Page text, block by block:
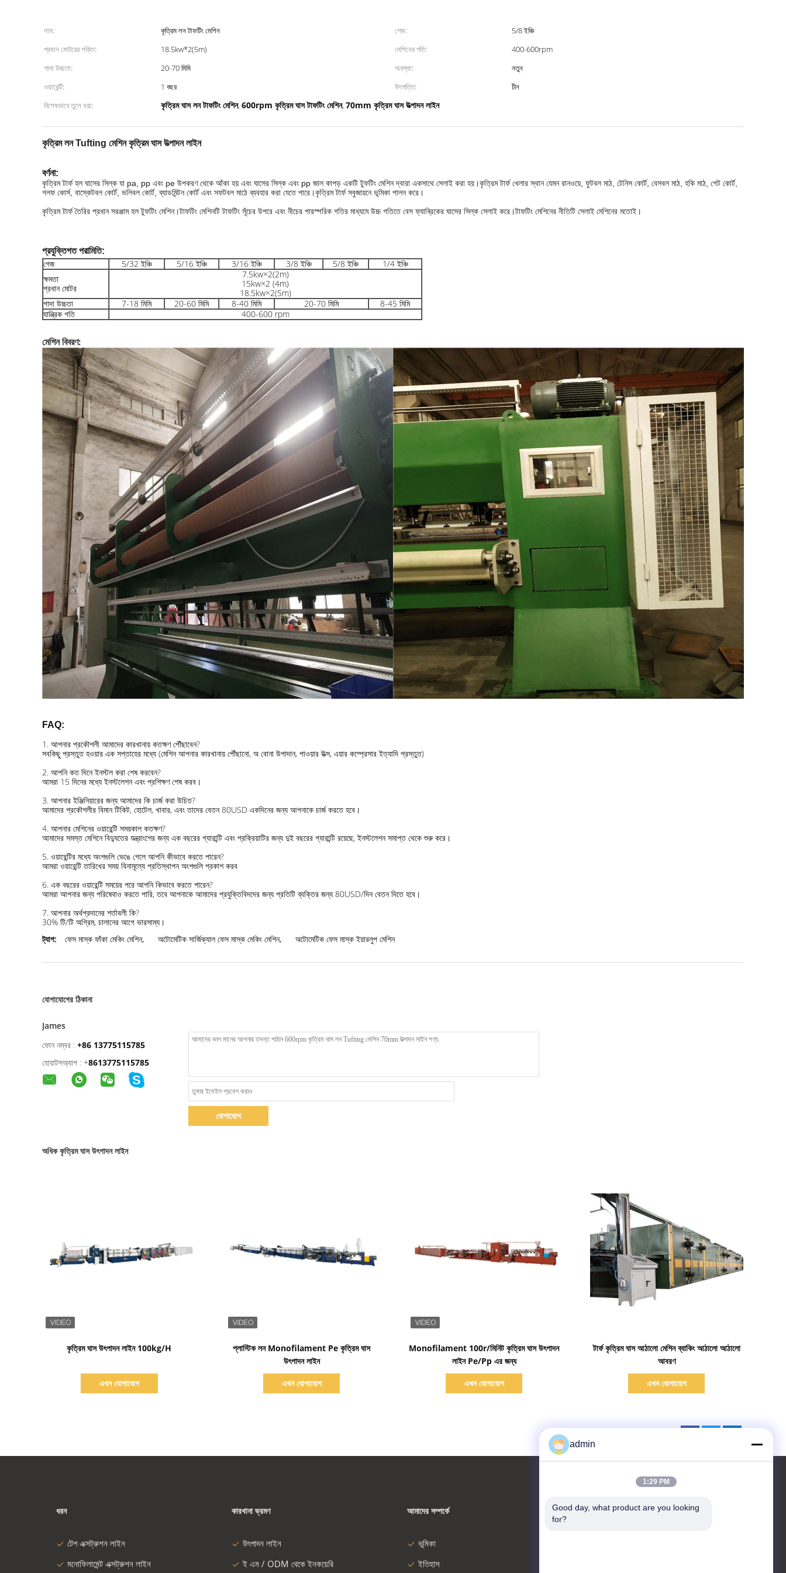
নাম: কৃত্রিম লন টাফটিং মেশিন গেজ:
5/8 ইঞ্চি
প্রধান মোটরের শক্তি:
18.5kw*2(5m) মেশিনের গতি:
400-600rpm
গাদা উচ্চতা:
20-70 মিমি অবস্থা:
নতুন
ওয়ারেন্টি:
1 বছর উৎপত্তি:
চীন
বিশেষভাবে তুলে ধরা:
কৃত্রিম ঘাস লন টাফটিং মেশিন, 600rpm কৃত্রিম ঘাস টাফটিং মেশিন, 70mm কৃত্রিম ঘাস উত্পাদন লাইন
কৃত্রিম লন Tufting মেশিন কৃত্রিম ঘাস উত্পাদন লাইন
বর্ণনা:
কৃত্রিম টার্ফ হল ঘাসের সিল্ক যা pa, pp এবং pe উপকরণ থেকে আঁকা হয় এবং ঘাসের সিল্ক এবং pp জাল কাপড় একটি টুফটিং মেশিন দ্বারা একসাথে সেলাই করা হয়।কৃত্রিম টার্ফ খেলার স্থান যেমন রানওয়ে, ফুটবল মাঠ, টেনিস কোর্ট, বেসবল মাঠ, হকি মাঠ, গেট কোর্ট,
গলফ কোর্স, বাস্কেটবল কোর্ট, ভলিবল কোর্ট, ব্যাডমিন্টন কোর্ট এবং সফটবল মাঠে ব্যবহার করা যেতে পারে।কৃত্রিম টার্ফ সবুজায়নে ভূমিকা পালন করে।
কৃত্রিম টার্ফ তৈরির প্রধান সরঞ্জাম হল টুফটিং মেশিন।টাফটিং মেশিনটি টাফটিং সূঁচের উপরে এবং নীচের পারস্পরিক গতির মাধ্যমে উচ্চ গতিতে বেস ফ্যাব্রিকের ঘাসের সিল্ক সেলাই করে।টাফটিং মেশিনের নীতিটি সেলাই মেশিনের মতোই।
প্রযুক্তিগত পরামিতি:
গেজ 5/32 ইঞ্চি 5/16 ইঞ্চি 3/16 ইঞ্চি 3/8 ইঞ্চি 5/8 ইঞ্চি
1/4 ইঞ্চি
ক্ষমতা
প্রধান মোটর
7.5kw×2(2m)
15kw×2 (4m)
18.5kw×2(5m)
গাদা উচ্চতা
7-18 মিমি 20-60 মিমি 8-40 মিমি 20-70 মিমি
8-45 মিমি
যান্ত্রিক গতি
400-600 rpm
মেশিন বিবরণ:
FAQ:
1. আপনার প্রকৌশলী আমাদের কারখানায় কতক্ষণ পৌঁছাবেন?
সবকিছু প্রস্তুত হওয়ার এক সপ্তাহের মধ্যে (মেশিন আপনার কারখানায় পৌঁছানো, অ বোনা উপাদান, পাওয়ার উত্স, এয়ার কম্প্রেসার ইত্যাদি প্রস্তুত)
2. আপনি কত দিনে ইনস্টল করা শেষ করবেন?
আমরা 15 দিনের মধ্যে ইনস্টলেশন এবং প্রশিক্ষণ শেষ করব।
3. আপনার ইঞ্জিনিয়ারের জন্য আমাদের কি চার্জ করা উচিত?
আমাদের প্রকৌশলীর বিমান টিকিট, হোটেল, খাবার, এবং তাদের বেতন 80USD একদিনের জন্য আপনাকে চার্জ করতে হবে।
4. আপনার মেশিনের ওয়ারেন্টি সময়কাল কতক্ষণ?
আমাদের সমস্ত মেশিনে বিদ্যুতের যন্ত্রাংশের জন্য এক বছরের গ্যারান্টি এবং প্রক্রিয়াটির জন্য দুই বছরের গ্যারান্টি রয়েছে, ইনস্টলেশন সমাপ্ত থেকে শুরু করে।
5. ওয়ারেন্টির মধ্যে অংশগুলি ভেঙে গেলে আপনি কীভাবে করতে পারেন?
আমরা ওয়ারেন্টি তারিখের সময় বিনামূল্যে প্রতিস্থাপন অংশগুলি প্রকাশ করব
6. এক বছরের ওয়ারেন্টি সময়ের পরে আপনি কিভাবে করতে পারেন?
আমরা আপনার জন্য পরিষেবাও করতে পারি, তবে আপনাকে আমাদের প্রযুক্তিবিদদের জন্য প্রতিটি ব্যক্তির জন্য 80USD/দিন বেতন দিতে হবে।
7. আপনার অর্থপ্রদানের শর্তাবলী কি?
30% টি/টি অগ্রিম, চালানের আগে ভারসাম্য।
ট্যাগ:
ফেস মাস্ক ফাঁকা মেকিং মেশিন, অটোমেটিক সার্জিক্যাল ফেস মাস্ক মেকিং মেশিন, অটোমেটিক ফেস মাস্ক ইয়ারলুপ মেশিন
যোগাযোগের ঠিকানা
James
ফোন নম্বর : +86 13775115785
হোয়াটসঅ্যাপ : +8613775115785
যোগাযোগ
অধিক কৃত্রিম ঘাস উৎপাদন লাইন
কৃত্রিম ঘাস উৎপাদন লাইন 100kg/H
এখন যোগাযোগ
প্লাস্টিক লন Monofilament Pe কৃত্রিম ঘাস
উৎপাদন লাইন
এখন যোগাযোগ
Monofilament 100r/মিনিট কৃত্রিম ঘাস উৎপাদন
লাইন Pe/Pp এর জন্য
এখন যোগাযোগ
বিস্তারিত দেখাও
টার্ফ কৃত্রিম ঘাস আঠালো মেশিন ব্যাকিং আঠালো আঠালো
আবরণ
এখন যোগাযোগ
ধরন
টেপ এক্সট্রুশন লাইন
মনোফিলামেন্ট এক্সট্রুশন লাইন
কারখানা ভ্রমণ
উৎপাদন লাইন
ই এম / ODM থেকে ইনকয়েরি
আমাদের সম্পর্কে
ভূমিকা
ইতিহাস
আমাদের সাথে যোগাযোগ করুন
admin
1:29 PM
Good day, what product are you looking
for?